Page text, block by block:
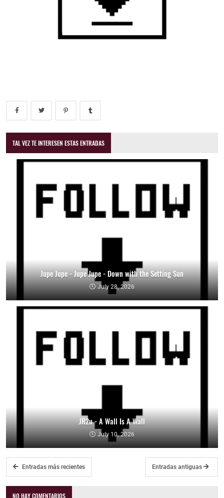
TAL VEZ TE INTERESEN ESTAS ENTRADAS
Jupe Jupe - Jupe Jupe - Down with the Setting Sun
July 28, 2026
JR2u - A Wall Is A Wall
July 10, 2026
Entradas más recientes Entradas antiguas
NO HAY COMENTARIOS